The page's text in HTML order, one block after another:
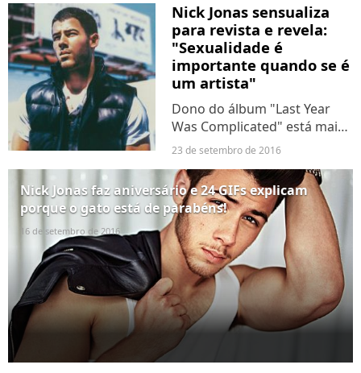
Nick Jonas sensualiza
para revista e revela:
"Sexualidade é
importante quando se é
um artista"
Dono do álbum "Last Year
Was Complicated" está mais
quente do que nunca!
23 de setembro de 2016
Nick Jonas faz aniversário e 24 GIFs explicam
porque o gato está de parabéns!
16 de setembro de 2016